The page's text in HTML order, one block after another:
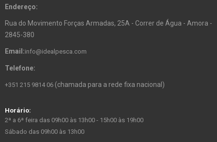
Endereço:
Rua do Movimento Forças Armadas, 25A - Correr de Água - Amora -
2845-380
Email:info@idealpesca.com
Telefone:
+351 215 9814 06 (chamada para a rede fixa nacional)
Horário:
2ª a 6ª feira das 09h00 às 13h00 - 15h00 às 19h00
Sábado das 09h00 às 13h00